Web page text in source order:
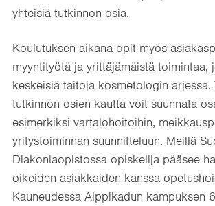
yhteisiä tutkinnon osia.
Koulutuksen aikana opit myös
myyntityötä ja yrittäjämäistä toimintaa,
keskeisiä taitoja kosmetologin arjessa.
tutkinnon osien kautta voit suunnata
esimerkiksi vartalohoitoihin,
yritystoiminnan suunnitteluun. Meillä
Diakoniaopistossa opiskelija pääsee
oikeiden asiakkaiden kanssa
Kauneudessa Alppikadun kampuksen